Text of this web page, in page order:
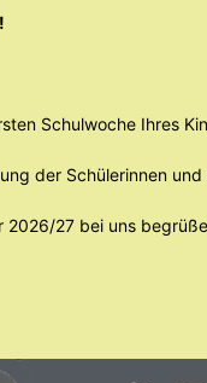
Schulwoche Ihres
der Schülerinnen
2026/27 bei uns